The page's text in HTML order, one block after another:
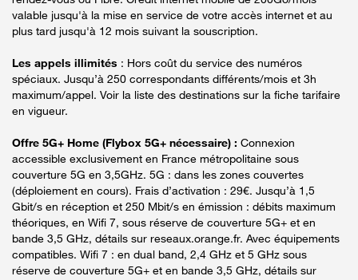
valable jusqu'à la mise en service de votre accès internet et au
plus tard jusqu'à 12 mois suivant la souscription.
Les appels illimités : Hors coût du service des numéros
spéciaux. Jusqu’à 250 correspondants différents/mois et 3h
maximum/appel. Voir la liste des destinations sur la fiche tarifaire
en vigueur.
Offre 5G+ Home (Flybox 5G+ nécessaire) : Connexion
accessible exclusivement en France métropolitaine sous
couverture 5G en 3,5GHz. 5G : dans les zones couvertes
(déploiement en cours). Frais d’activation : 29€. Jusqu’à 1,5
Gbit/s en réception et 250 Mbit/s en émission : débits maximum
théoriques, en Wifi 7, sous réserve de couverture 5G+ et en
bande 3,5 GHz, détails sur reseaux.orange.fr. Avec équipements
compatibles. Wifi 7 : en dual band, 2,4 GHz et 5 GHz sous
réserve de couverture 5G+ et en bande 3,5 GHz, détails sur